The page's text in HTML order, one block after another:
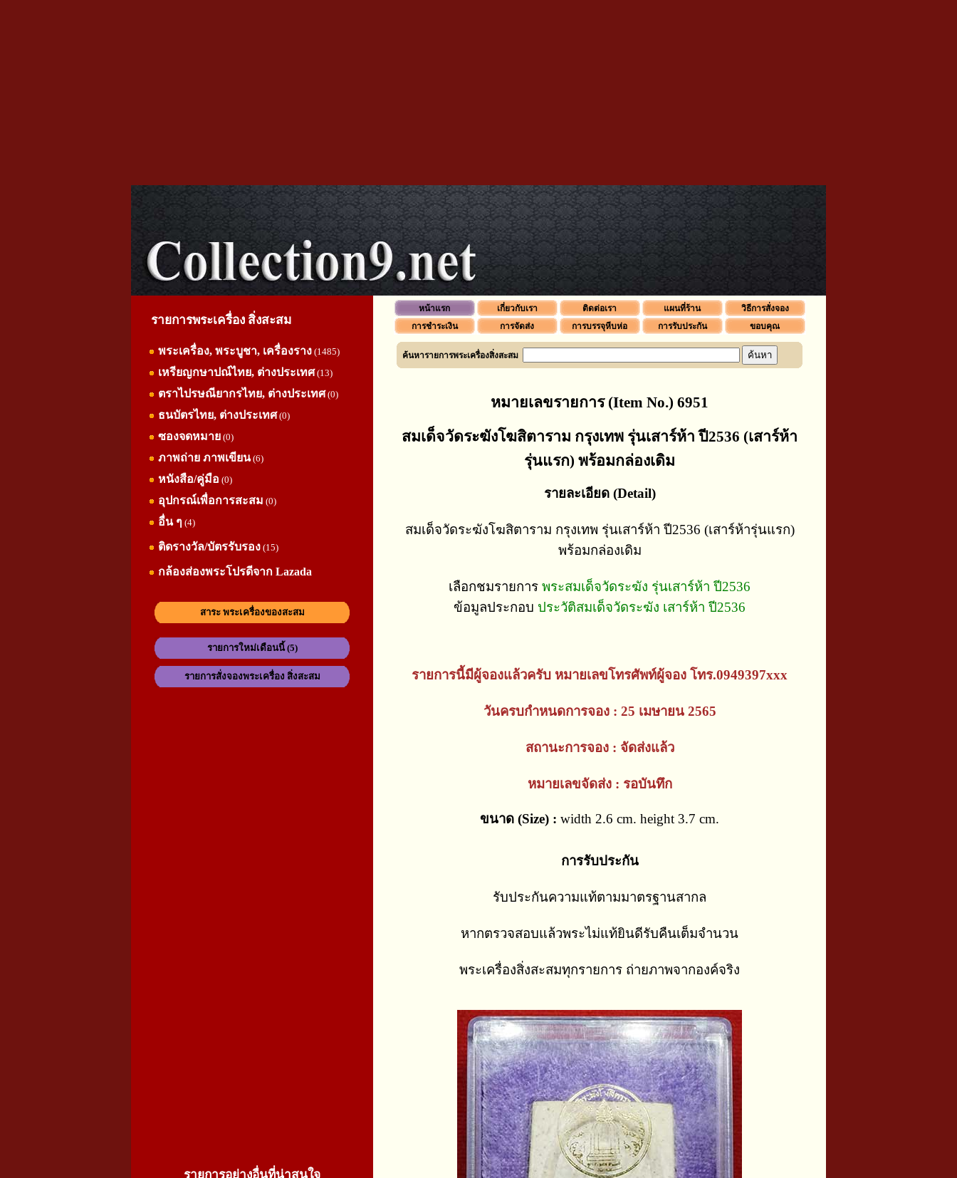
รายการพระเครื่อง สิ่งสะสม
พระเครื่อง, พระบูชา, เครื่องราง (1485)
เหรียญกษาปณ์ไทย, ต่างประเทศ(13)
ตราไปรษณียากรไทย, ต่างประเทศ(0)
ธนบัตรไทย, ต่างประเทศ(0)
ซองจดหมาย (0)
ภาพถ่าย ภาพเขียน(6)
หนังสือ/คู่มือ (0)
อุปกรณ์เพื่อการสะสม (0)
อื่น ๆ (4)
ติดรางวัล/บัตรรับรอง (15)
กล้องส่องพระโปรดีจาก Lazada
สาระ พระเครื่องของสะสม
รายการใหม่เดือนนี้ (5)
รายการสั่งจองพระเครื่อง สิ่งสะสม
รายการอย่างอื่นที่น่าสนใจ
หน้าแรก เกี่ยวกับเรา ติดต่อเรา แผนที่ร้าน
วิธีการสั่งจอง
การชำระเงิน
การจัดส่ง การบรรจุหีบห่อ การรับประกัน ขอบคุณ
ค้นหารายการพระเครื่องสิ่งสะสม
หมายเลขรายการ (Item No.) 6951
สมเด็จวัดระฆังโฆสิตาราม กรุงเทพ รุ่นเสาร์ห้า ปี2536 (เสาร์ห้า
รุ่นแรก) พร้อมกล่องเดิม
รายละเอียด (Detail)
สมเด็จวัดระฆังโฆสิตาราม กรุงเทพ รุ่นเสาร์ห้า ปี2536 (เสาร์ห้ารุ่นแรก)
พร้อมกล่องเดิม
เลือกชมรายการ พระสมเด็จวัดระฆัง รุ่นเสาร์ห้า ปี2536
ข้อมูลประกอบ ประวัติสมเด็จวัดระฆัง เสาร์ห้า ปี2536
รายการนี้มีผู้จองแล้วครับ หมายเลขโทรศัพท์ผู้จอง โทร.0949397xxx
วันครบกำหนดการจอง : 25 เมษายน 2565
สถานะการจอง : จัดส่งแล้ว
หมายเลขจัดส่ง : รอบันทึก
ขนาด (Size) : width 2.6 cm. height 3.7 cm.
การรับประกัน
รับประกันความแท้ตามมาตรฐานสากล
หากตรวจสอบแล้วพระไม่แท้ยินดีรับคืนเต็มจำนวน
พระเครื่องสิ่งสะสมทุกรายการ ถ่ายภาพจากองค์จริง